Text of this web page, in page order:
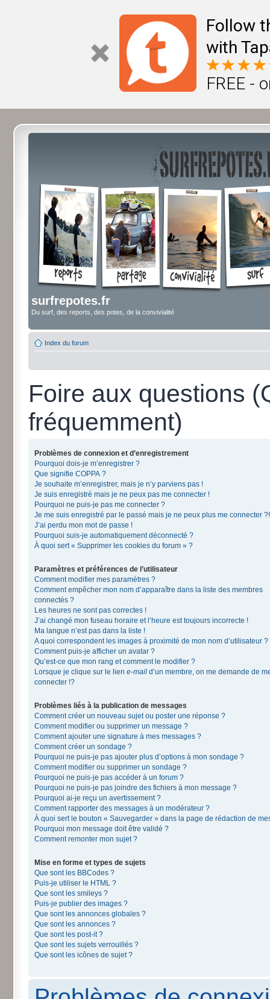
Follow
with
FREE -
surfrepotes.fr
Du surf, des reports, des potes, de la convivialité
Index du forum
Foire aux questions
fréquemment)
Problèmes de connexion et d’enregistrement
Pourquoi dois-je m’enregistrer ?
Que signifie COPPA ?
Je souhaite m’enregistrer, mais je n’y parviens pas !
Je suis enregistré mais je ne peux pas me connecter !
Pourquoi ne puis-je pas me connecter ?
Je me suis enregistré par le passé mais je ne peux plus me connecter ?!
J’ai perdu mon mot de passe !
Pourquoi suis-je automatiquement déconnecté ?
À quoi sert « Supprimer les cookies du forum » ?
Paramètres et préférences de l’utilisateur
Comment modifier mes paramètres ?
Comment empêcher mon nom d’apparaître dans la liste des membres
connectés ?
Les heures ne sont pas correctes !
J’ai changé mon fuseau horaire et l’heure est toujours incorrecte !
Ma langue n’est pas dans la liste !
A quoi correspondent les images à proximité de mon nom d’utilisateur ?
Comment puis-je afficher un avatar ?
Qu’est-ce que mon rang et comment le modifier ?
Lorsque je clique sur le lien e-mail d’un membre, on me demande de
connecter !?
Problèmes liés à la publication de messages
Comment créer un nouveau sujet ou poster une réponse ?
Comment modifier ou supprimer un message ?
Comment ajouter une signature à mes messages ?
Comment créer un sondage ?
Pourquoi ne puis-je pas ajouter plus d’options à mon sondage ?
Comment modifier ou supprimer un sondage ?
Pourquoi ne puis-je pas accéder à un forum ?
Pourquoi ne puis-je pas joindre des fichiers à mon message ?
Pourquoi ai-je reçu un avertissement ?
Comment rapporter des messages à un modérateur ?
À quoi sert le bouton « Sauvegarder » dans la page de rédaction de
Pourquoi mon message doit être validé ?
Comment remonter mon sujet ?
Mise en forme et types de sujets
Que sont les BBCodes ?
Puis-je utiliser le HTML ?
Que sont les smileys ?
Puis-je publier des images ?
Que sont les annonces globales ?
Que sont les annonces ?
Que sont les post-it ?
Que sont les sujets verrouillés ?
Que sont les icônes de sujet ?